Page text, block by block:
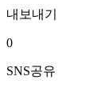
내보내기
0
SNS공유